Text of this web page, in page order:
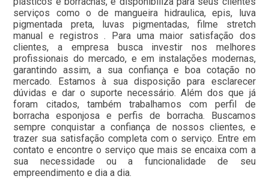
serviços como o de mangueira hidraulica, epis, luva
pigmentada preta, luvas pigmentadas, filme stretch
manual e registros . Para uma maior satisfação dos
clientes, a empresa busca investir nos melhores
profissionais do mercado, e em instalações modernas,
garantindo assim, a sua confiança e boa cotação no
mercado. Estamos à sua disposição para esclarecer
dúvidas e dar o suporte necessário. Além dos que já
foram citados, também trabalhamos com perfil de
borracha esponjosa e perfis de borracha. Buscamos
sempre conquistar a confiança de nossos clientes, e
trazer sua satisfação completa com o serviço. Entre em
contato e encontre o serviço que mais se encaixa com a
sua necessidade ou a funcionalidade de seu
empreendimento e dia a dia.